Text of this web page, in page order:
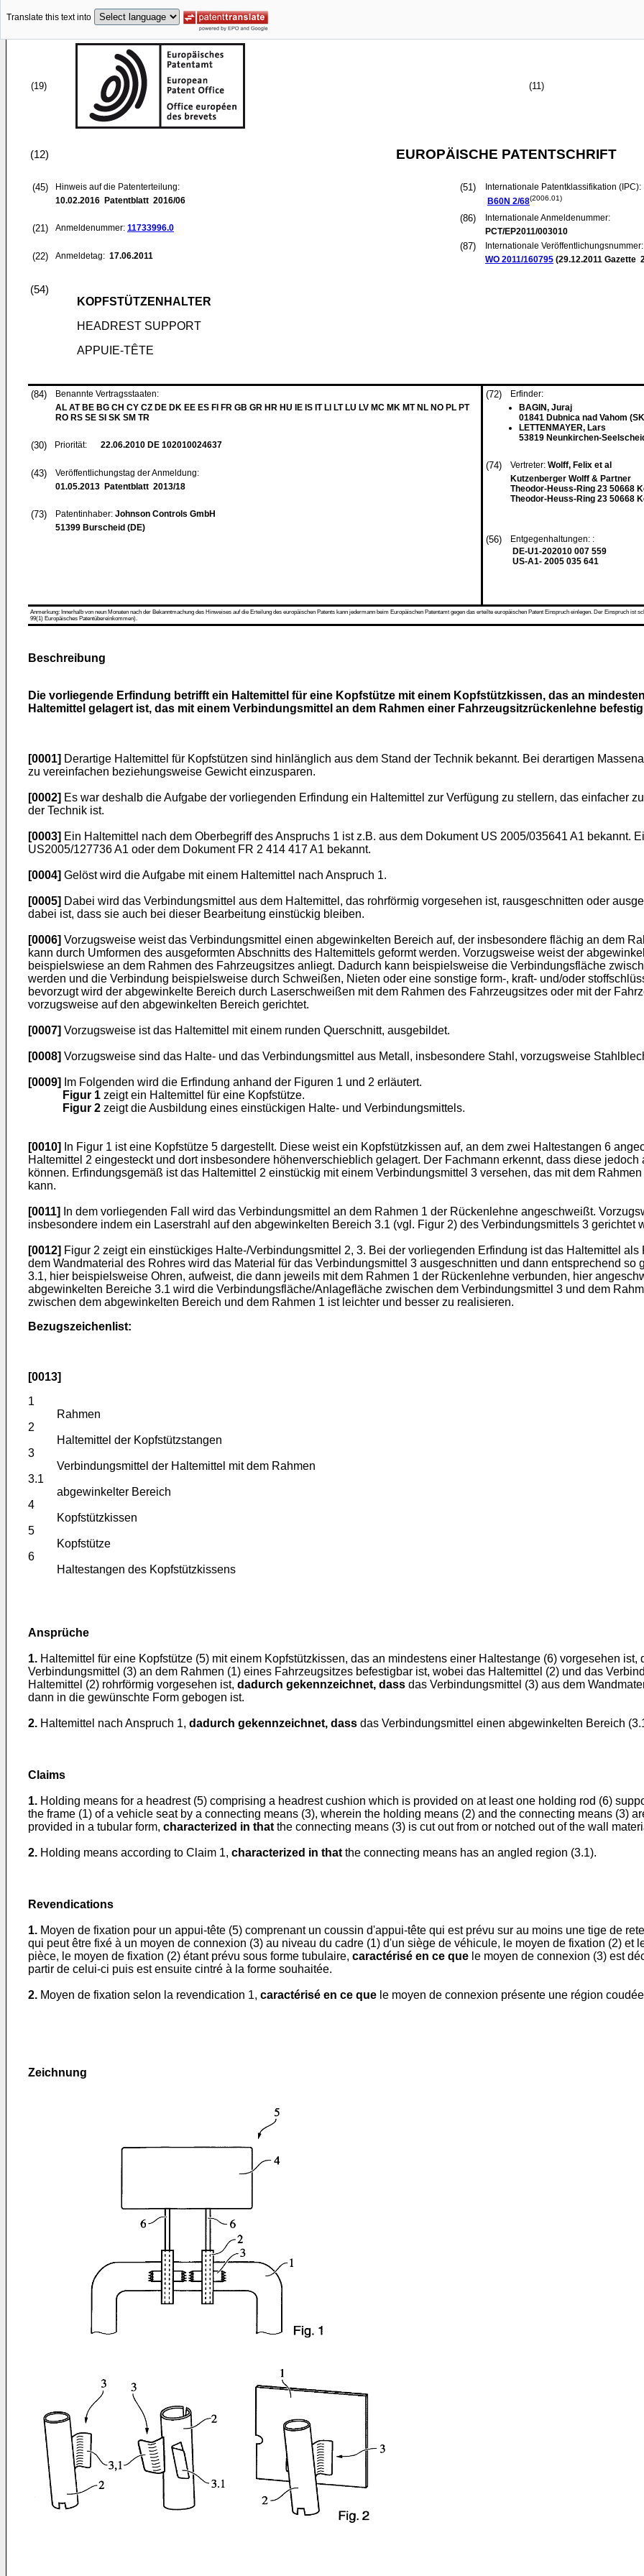
Translate this text into
(19) (11)
(12) EUROPÄISCHE PATENTSCHRIFT
(45)
Hinweis auf die Patenterteilung:
10.02.2016 Patentblatt 2016/06
(21) Anmeldenummer: 11733996.0
(22) Anmeldetag: 17.06.2011
(51)
Internationale Patentklassifikation (IPC):
B60N 2/68(2006.01)
(86)
Internationale Anmeldenummer:
PCT/EP2011/003010
(87)
Internationale Veröffentlichungsnummer:
WO 2011/160795 (29.12.2011 Gazette
(54)
KOPFSTÜTZENHALTER
HEADREST SUPPORT
APPUIE-TÊTE
(84)
Benannte Vertragsstaaten:
AL AT BE BG CH CY CZ DE DK EE ES FI FR GB GR HR HU IE IS IT LI LT LU LV MC MK MT NL NO PL PT
RO RS SE SI SK SM TR
(30) Priorität: 22.06.2010 DE 102010024637
(43)
Veröffentlichungstag der Anmeldung:
01.05.2013 Patentblatt 2013/18
(73) Patentinhaber: Johnson Controls GmbH
51399 Burscheid (DE)
(72)
Erfinder:
BAGIN, Juraj
01841 Dubnica nad Vahom
LETTENMAYER, Lars
53819 Neunkirchen-
(74) Vertreter: Wolff, Felix et al
Kutzenberger Wolff & Partner
Theodor-Heuss-Ring 23 50668
Theodor-Heuss-Ring 23 50668
(56)
Entgegenhaltungen: :
DE-U1-202010 007 559
US-A1- 2005 035 641
Anmerkung: Innerhalb von neun Monaten nach der Bekanntmachung des Hinweises auf die Erteilung des europäischen Patents kann jedermann beim Europäischen Patentamt gegen das erteilte europäischen Patent Einspruch einlegen. Der Einspruch
99(1) Europäisches Patentübereinkommen).
Beschreibung
Die vorliegende Erfindung betrifft ein Haltemittel für eine Kopfstütze mit einem Kopfstützkissen, das an
Haltemittel gelagert ist, das mit einem Verbindungsmittel an dem Rahmen einer Fahrzeugsitzrückenlehne
[0001] Derartige Haltemittel für Kopfstützen sind hinlänglich aus dem Stand der Technik bekannt. Bei derartigen
zu vereinfachen beziehungsweise Gewicht einzusparen.
[0002] Es war deshalb die Aufgabe der vorliegenden Erfindung ein Haltemittel zur Verfügung zu stellern, das einfacher
der Technik ist.
[0003] Ein Haltemittel nach dem Oberbegriff des Anspruchs 1 ist z.B. aus dem Dokument US 2005/035641 A1 bekannt.
US2005/127736 A1 oder dem Dokument FR 2 414 417 A1 bekannt.
[0004] Gelöst wird die Aufgabe mit einem Haltemittel nach Anspruch 1.
[0005] Dabei wird das Verbindungsmittel aus dem Haltemittel, das rohrförmig vorgesehen ist, rausgeschnitten oder
dabei ist, dass sie auch bei dieser Bearbeitung einstückig bleiben.
[0006] Vorzugsweise weist das Verbindungsmittel einen abgewinkelten Bereich auf, der insbesondere flächig an dem
kann durch Umformen des ausgeformten Abschnitts des Haltemittels geformt werden. Vorzugsweise weist der
beispielswiese an dem Rahmen des Fahrzeugsitzes anliegt. Dadurch kann beispielsweise die Verbindungsfläche
werden und die Verbindung beispielsweise durch Schweißen, Nieten oder eine sonstige form-, kraft- und/oder
bevorzugt wird der abgewinkelte Bereich durch Laserschweißen mit dem Rahmen des Fahrzeugsitzes oder mit der
vorzugsweise auf den abgewinkelten Bereich gerichtet.
[0007] Vorzugsweise ist das Haltemittel mit einem runden Querschnitt, ausgebildet.
[0008] Vorzugsweise sind das Halte- und das Verbindungsmittel aus Metall, insbesondere Stahl, vorzugsweise
[0009]
Im Folgenden wird die Erfindung anhand der Figuren 1 und 2 erläutert.
Figur 1 zeigt ein Haltemittel für eine Kopfstütze.
Figur 2 zeigt die Ausbildung eines einstückigen Halte- und Verbindungsmittels.
[0010]
In Figur 1 ist eine Kopfstütze 5 dargestellt. Diese weist ein Kopfstützkissen auf, an dem zwei Haltestangen 6
Haltemittel 2 eingesteckt und dort insbesondere höhenverschieblich gelagert. Der Fachmann erkennt, dass diese
können. Erfindungsgemäß ist das Haltemittel 2 einstückig mit einem Verbindungsmittel 3 versehen, das mit dem
kann.
[0011]
In dem vorliegenden Fall wird das Verbindungsmittel an dem Rahmen 1 der Rückenlehne angeschweißt.
insbesondere indem ein Laserstrahl auf den abgewinkelten Bereich 3.1 (vgl. Figur 2) des Verbindungsmittels 3 gerichtet
[0012] Figur 2 zeigt ein einstückiges Halte-/Verbindungsmittel 2, 3. Bei der vorliegenden Erfindung ist das Haltemittel
dem Wandmaterial des Rohres wird das Material für das Verbindungsmittel 3 ausgeschnitten und dann entsprechend
3.1, hier beispielsweise Ohren, aufweist, die dann jeweils mit dem Rahmen 1 der Rückenlehne verbunden, hier
abgewinkelten Bereiche 3.1 wird die Verbindungsfläche/Anlagefläche zwischen dem Verbindungsmittel 3 und dem
zwischen dem abgewinkelten Bereich und dem Rahmen 1 ist leichter und besser zu realisieren.
Bezugszeichenlist:
[0013]
1
Rahmen
2
Haltemittel der Kopfstützstangen
3
Verbindungsmittel der Haltemittel mit dem Rahmen
3.1
abgewinkelter Bereich
4
Kopfstützkissen
5
Kopfstütze
6
Haltestangen des Kopfstützkissens
Ansprüche
1. Haltemittel für eine Kopfstütze (5) mit einem Kopfstützkissen, das an mindestens einer Haltestange (6) vorgesehen
Verbindungsmittel (3) an dem Rahmen (1) eines Fahrzeugsitzes befestigbar ist, wobei das Haltemittel (2) und das
Haltemittel (2) rohrförmig vorgesehen ist, dadurch gekennzeichnet, dass das Verbindungsmittel (3) aus dem
dann in die gewünschte Form gebogen ist.
2. Haltemittel nach Anspruch 1, dadurch gekennzeichnet, dass das Verbindungsmittel einen abgewinkelten Bereich
Claims
1. Holding means for a headrest (5) comprising a headrest cushion which is provided on at least one holding rod (6)
the frame (1) of a vehicle seat by a connecting means (3), wherein the holding means (2) and the connecting means (3)
provided in a tubular form, characterized in that the connecting means (3) is cut out from or notched out of the wall
2. Holding means according to Claim 1, characterized in that the connecting means has an angled region (3.1).
Revendications
1. Moyen de fixation pour un appui-tête (5) comprenant un coussin d'appui-tête qui est prévu sur au moins une tige de
qui peut être fixé à un moyen de connexion (3) au niveau du cadre (1) d'un siège de véhicule, le moyen de fixation (2) et
pièce, le moyen de fixation (2) étant prévu sous forme tubulaire, caractérisé en ce que le moyen de connexion (3) est
partir de celui-ci puis est ensuite cintré à la forme souhaitée.
2. Moyen de fixation selon la revendication 1, caractérisé en ce que le moyen de connexion présente une région
Zeichnung